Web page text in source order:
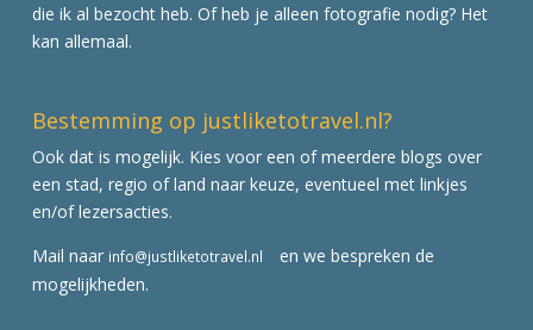
die ik al bezocht heb. Of heb je alleen fotografie nodig? Het
kan allemaal.
Bestemming op justliketotravel.nl?
Ook dat is mogelijk. Kies voor een of meerdere blogs over
een stad, regio of land naar keuze, eventueel met linkjes
en/of lezersacties.
Mail naar info@justliketotravel.nl
en we bespreken de
mogelijkheden.